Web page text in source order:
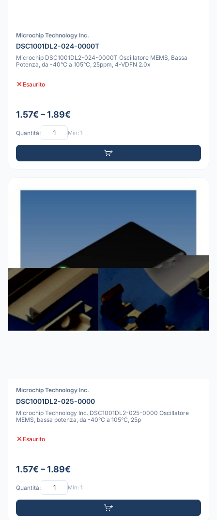
Microchip Technology Inc.
DSC1001DL2-024-0000T
Microchip DSC1001DL2-024-0000T Oscillatore MEMS, Bassa
Potenza, da -40°C a 105°C, 25ppm, 4-VDFN 2.0x
Esaurito
1.57€ – 1.89€
Quantità: Min: 1
Microchip Technology Inc.
DSC1001DL2-025-0000
Microchip Technology Inc. DSC1001DL2-025-0000 Oscillatore
MEMS, bassa potenza, da -40°C a 105°C, 25p
Esaurito
1.57€ – 1.89€
Quantità: Min: 1